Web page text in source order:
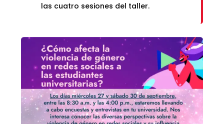
las cuatro sesiones del taller.